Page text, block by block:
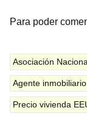
Para poder
Asociación
Agente inmobiliario
Precio vivienda